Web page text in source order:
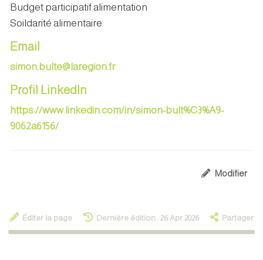
Budget participatif alimentation
Soildarité alimentaire
Email
simon.bulte@laregion.fr
Profil LinkedIn
https://www.linkedin.com/in/simon-bult%C3%A9-
9062a6156/
Modifier
Éditer la page Dernière édition : 26 Apr 2026 Partager